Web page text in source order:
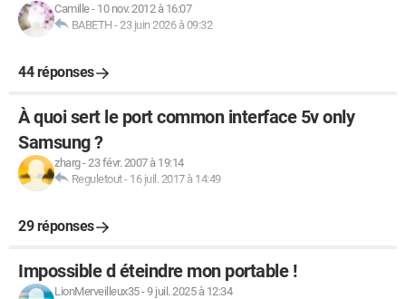
Camille- 10 nov. 2012 à 16:07
BABETH -23 juin 2026 à 09:32
44 réponses
À quoi sert le port common interface 5v only
Samsung ?
zharg-23 févr. 2007 à 19:14
Reguletout- 16 juil. 2017 à 14:49
29 réponses
Impossible d éteindre mon portable !
LionMerveilleux35-9 juil. 2025 à 12:34